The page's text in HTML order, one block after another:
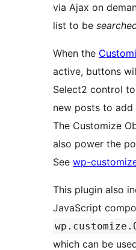
via Ajax on
list to be
When the
active, buttons
Select2 control
new posts to
The Customize
also power the
See wp-
This plugin also
JavaScript
which can be